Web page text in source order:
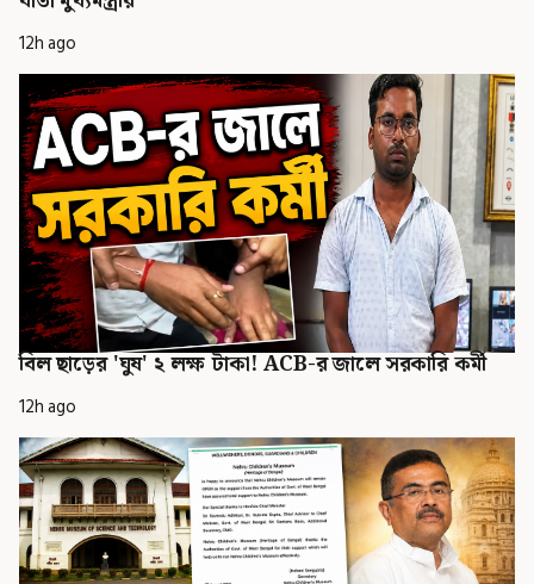
12h ago
বিল ছাড়ের 'ঘুষ' ২ লক্ষ টাকা! ACB-র জালে সরকারি কর্মী
12h ago